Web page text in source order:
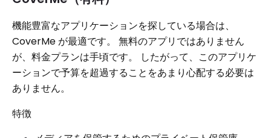
機能豊富なアプリケーションを探している場合は、
CoverMe が最適です。 無料のアプリではありません
が、料金プランは手頃です。 したがって、このアプリケ
ーションで予算を超過することをあまり心配する必要は
ありません。
特徴